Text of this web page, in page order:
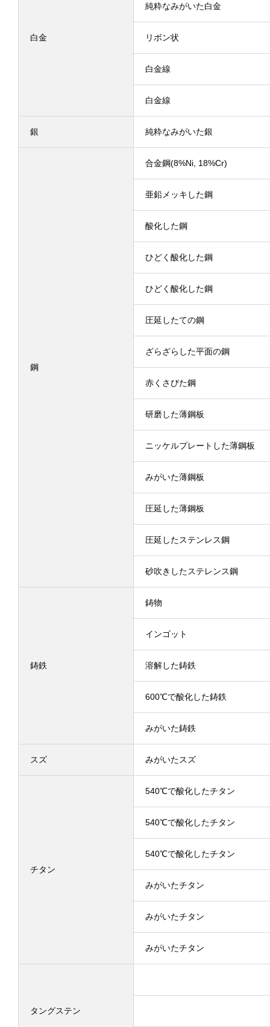
白金
純粋なみがいた白金
リボン状
白金線
白金線
銀 純粋なみがいた銀
鋼
合金鋼(8%Ni, 18%Cr)
亜鉛メッキした鋼
酸化した鋼
ひどく酸化した鋼
ひどく酸化した鋼
圧延したての鋼
ざらざらした平面の鋼
赤くさびた鋼
研磨した薄鋼板
ニッケルプレートした薄鋼板
みがいた薄鋼板
圧延した薄鋼板
圧延したステンレス鋼
砂吹きしたステレンス鋼
鋳鉄
鋳物
インゴット
溶解した鋳鉄
600℃で酸化した鋳鉄
みがいた鋳鉄
スズ みがいたスズ
チタン
540℃で酸化したチタン
540℃で酸化したチタン
540℃で酸化したチタン
みがいたチタン
みがいたチタン
みがいたチタン
タングステン